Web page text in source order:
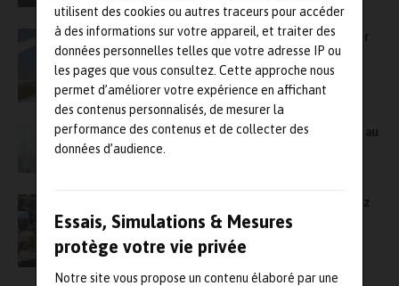
utilisent des cookies ou autres traceurs pour accéder
à des informations sur votre appareil, et traiter des
données personnelles telles que votre adresse IP ou
les pages que vous consultez. Cette approche nous
permet d’améliorer votre expérience en affichant
des contenus personnalisés, de mesurer la
performance des contenus et de collecter des
données d’audience.
Essais, Simulations & Mesures
protège votre vie privée
Notre site vous propose un contenu élaboré par une
Surveillance de structures : Boas et Hottinger
Bruel & Kjaer (HBK) nouent un partenariat
HBK organisera sa conférence virtuelle du 13 au
15 octobre
Journée technique ASTE, le 22 novembre chez
ArianeGroup